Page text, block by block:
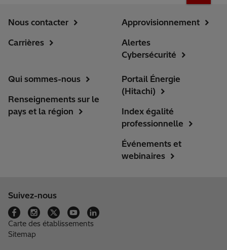
Nous contacter
Carrières
Approvisionnement
Alertes
Cybersécurité
Qui sommes-nous
Renseignements sur le
pays et la région
Portail Énergie
(Hitachi)
Index égalité
professionnelle
Événements et
webinaires
Suivez-nous
Carte des établissements
Sitemap